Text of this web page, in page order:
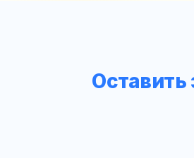
Оставить